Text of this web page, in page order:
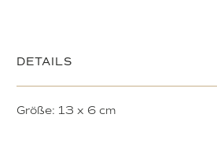
DETAILS
Größe: 13 x 6 cm